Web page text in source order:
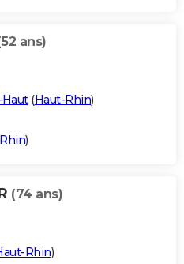
ans)
(Haut-Rhin)
)
(74 ans)
Rhin)